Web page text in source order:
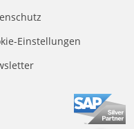
Einstellungen